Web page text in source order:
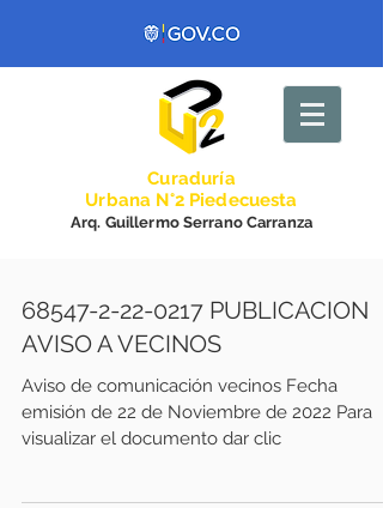
Curaduría
Urbana N°2 Piedecuesta
Arq. Guillermo Serrano Carranza
68547-2-22-0217 PUBLICACION
AVISO A VECINOS
Aviso de comunicación vecinos Fecha
emisión de 22 de Noviembre de 2022 Para
visualizar el documento dar clic